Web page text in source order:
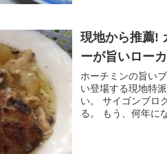
現地から推薦!
ーが旨いロー
ホーチミンの旨い
い登場する現地特
い。 サイゴンブロ
る。 もう、何年に